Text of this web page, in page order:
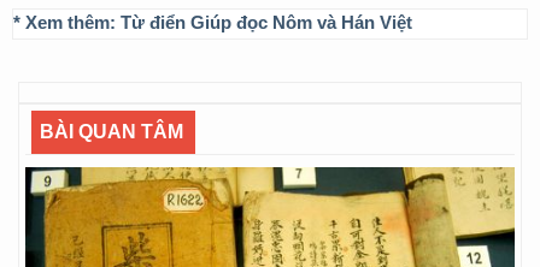
* Xem thêm: Từ điển Giúp đọc Nôm và Hán Việt
BÀI QUAN TÂM